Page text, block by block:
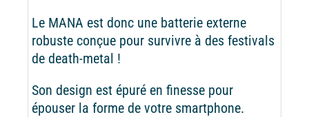
Le MANA est donc une batterie externe
robuste conçue pour survivre à des festivals
de death-metal !
Son design est épuré en finesse pour
épouser la forme de votre smartphone.